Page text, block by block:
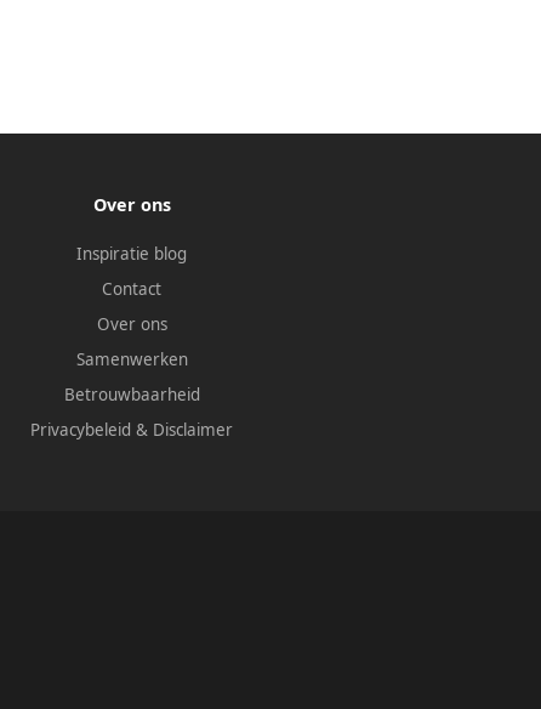
Over ons
Inspiratie blog
Contact
Over ons
Samenwerken
Betrouwbaarheid
Privacybeleid & Disclaimer